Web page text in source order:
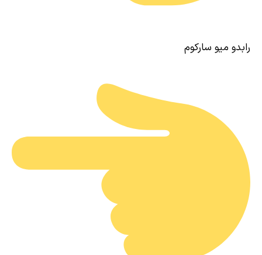
رابدو میو سارکوم